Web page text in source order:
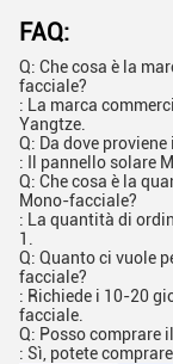
FAQ:
Q: Che cosa è la
facciale?
: La marca
Yangtze.
Q: Da dove
: Il pannello solare
Q: Che cosa è la
Mono-facciale?
: La quantità di
1.
Q: Quanto ci vuole
facciale?
: Richiede i 10-20
facciale.
Q: Posso comprare
: Sì, potete